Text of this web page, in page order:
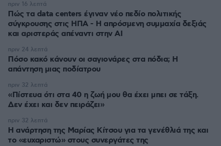
Πώς τα data centers έγιναν νέο πεδίο πολιτικής
σύγκρουσης στις ΗΠΑ - Η απρόσμενη συμμαχία δεξιάς
και αριστεράς απέναντι στην AI
πριν 16 λεπτά
Πόσο κακό κάνουν οι σαγιονάρες στα πόδια; Η
απάντηση μιας ποδίατρου
πριν 24 λεπτά
«Πίστευα ότι στα 40 η ζωή μου θα έχει μπει σε τάξη.
Δεν έχει και δεν πειράζει»
πριν 32 λεπτά
Η ανάρτηση της Μαρίας Κίτσου για τα γενέθλιά της και
το «ευχαριστώ» στους συνεργάτες της
πριν 32 λεπτά